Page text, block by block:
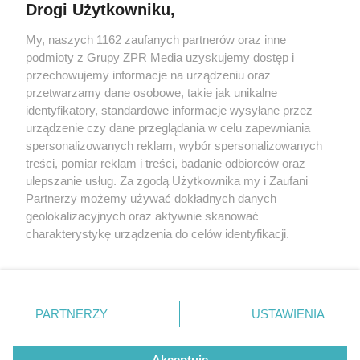
Żaden utwór zamieszczony w serwisie nie może być powielany i
rozpowszechniany lub dalej rozpowszechniany w jakikolwiek sposób (w
tym także elektroniczny lub mechaniczny) na jakimkolwiek polu
eksploatacji w jakiejkolwiek formie, włącznie z umieszczaniem w
Internecie bez pisemnej zgody właściciela praw. Jakiekolwiek użycie lub
wykorzystanie utworów w całości lub w części z naruszeniem prawa,
tzn. bez właściwej zgody, jest zabronione pod groźbą kary i może być
ścigane prawnie.
© 2026 Grupa ZPR Media
Drogi Użytkowniku,
My, naszych 1162 zaufanych partnerów oraz inne
podmioty z Grupy ZPR Media uzyskujemy dostęp i
przechowujemy informacje na urządzeniu oraz
przetwarzamy dane osobowe, takie jak unikalne
identyfikatory, standardowe informacje wysyłane przez
urządzenie czy dane przeglądania w celu zapewniania
spersonalizowanych reklam, wybór spersonalizowanych
treści, pomiar reklam i treści, badanie odbiorców oraz
ulepszanie usług. Za zgodą Użytkownika my i Zaufani
Partnerzy możemy używać dokładnych danych
geolokalizacyjnych oraz aktywnie skanować
charakterystykę urządzenia do celów identyfikacji.
zmienić/wycofać klikając przycisk ustawień prywatności
znajdujący się w lewym dolnym rogu strony
rodzaje przetwarzania danych nie wymagają zgody
PARTNERZY USTAWIENIA